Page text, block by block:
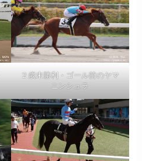
２歳未勝利・ゴール前のヤマ
ニンシュラ